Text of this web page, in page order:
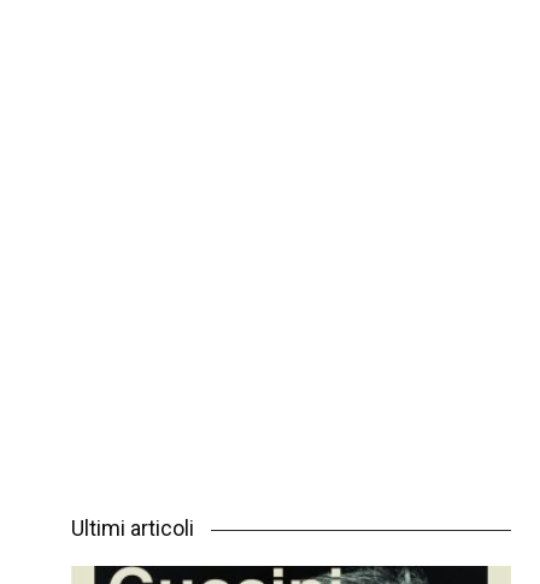
Ultimi articoli